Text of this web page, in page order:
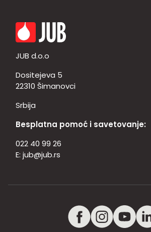
JUB d.o.o
Dositejeva 5
22310 Šimanovci
Srbija
Besplatna pomoć i savetovanje:
022 40 99 26
E: jub@jub.rs